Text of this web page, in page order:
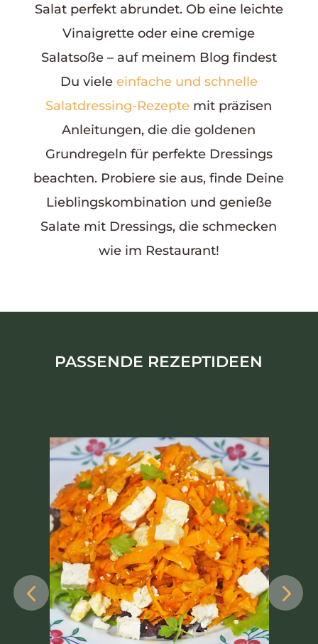
Salat perfekt abrundet. Ob eine leichte
Vinaigrette oder eine cremige
Salatsoße – auf meinem Blog findest
Du viele einfache und schnelle
Salatdressing-Rezepte mit präzisen
Anleitungen, die die goldenen
Grundregeln für perfekte Dressings
beachten. Probiere sie aus, finde Deine
Lieblingskombination und genieße
Salate mit Dressings, die schmecken
wie im Restaurant!
PASSENDE REZEPTIDEEN